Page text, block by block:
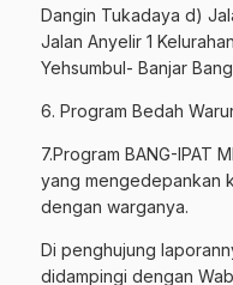
Dangin Tukadaya d)
Jalan Anyelir 1
Yehsumbul- Banjar
6. Program Bedah
7.Program BANG-IPAT
yang mengedepankan
dengan warganya.
Di penghujung
didampingi dengan